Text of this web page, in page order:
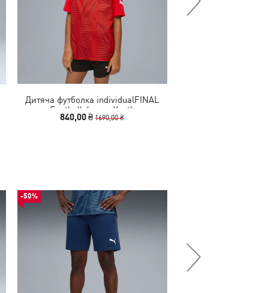
Дитяча футболка individualFINAL
Football Jersey Youth
840,00 ₴1690,00 ₴
-50%